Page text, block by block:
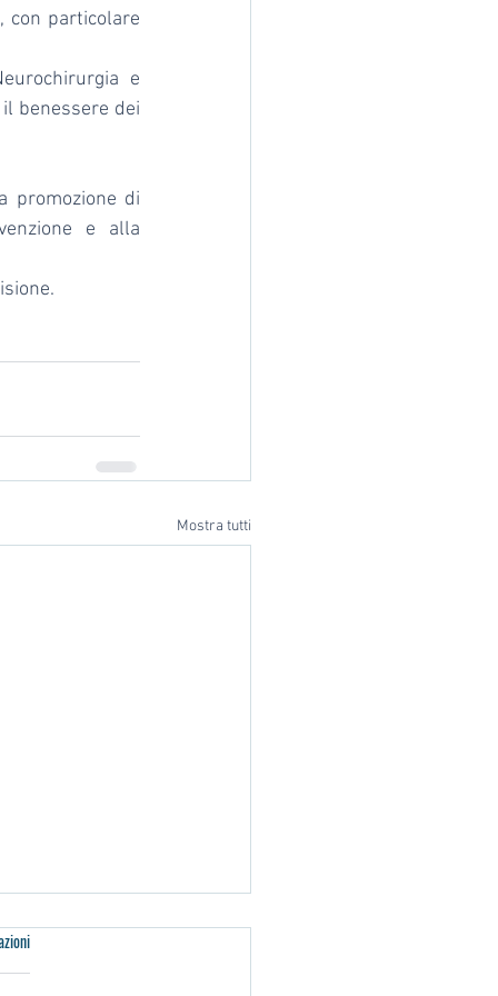
, con particolare
e
benessere dei
promozione di
e alla
Mostra tutti